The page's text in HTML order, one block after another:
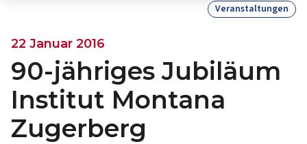
Veranstaltungen
22 Januar 2016
90-jähriges Jubiläum
Institut Montana
Zugerberg